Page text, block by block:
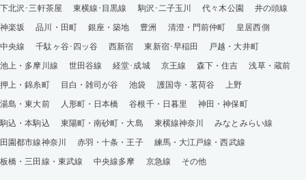
下北沢･三軒茶屋
東横線･目黒線 駒沢･二子玉川 代々木公園
井の頭線
神楽坂
品川・田町 銀座・築地 豊洲 清澄・門前仲町
皇居西側
中央線
千駄ヶ谷･四ッ谷 西新宿 東新宿･早稲田
戸越・大井町
池上・多摩川線
世田谷線 経堂･成城 京王線 森下・住吉
浅草・蔵前
押上・錦糸町
目白・雑司が谷 池袋 護国寺・茗荷谷
上野
湯島・東大前
人形町・日本橋 谷根千・日暮里
神田・神保町
駒込・本駒込
東陽町・南砂町・大島 東横線神奈川
みなとみらい線
田園都市線神奈川
赤羽・十条・王子
練馬・大江戸線・西武線
板橋・三田線・東武線
中央線多摩 京急線 その他